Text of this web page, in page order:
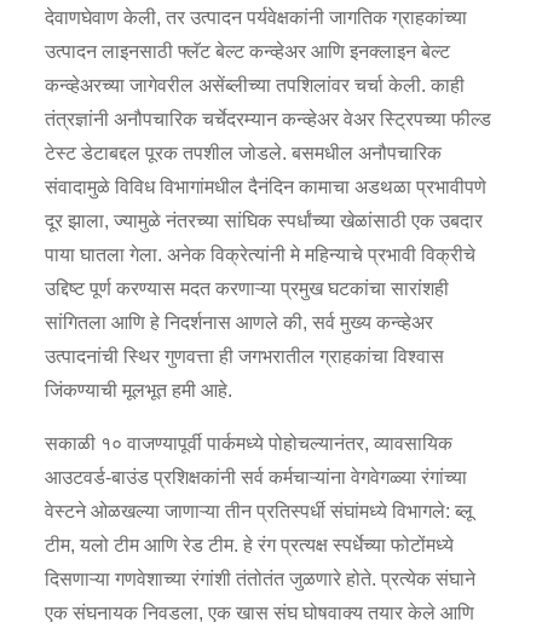
देवाणघेवाण केली, तर उत्पादन पर्यवेक्षकांनी जागतिक ग्राहकांच्या
उत्पादन लाइनसाठी फ्लॅट बेल्ट कन्व्हेअर आणि इनक्लाइन बेल्ट
कन्व्हेअरच्या जागेवरील असेंब्लीच्या तपशिलांवर चर्चा केली. काही
तंत्रज्ञांनी अनौपचारिक चर्चेदरम्यान कन्व्हेअर वेअर स्ट्रिपच्या फील्ड
टेस्ट डेटाबद्दल पूरक तपशील जोडले. बसमधील अनौपचारिक
संवादामुळे विविध विभागांमधील दैनंदिन कामाचा अडथळा प्रभावीपणे
दूर झाला, ज्यामुळे नंतरच्या सांघिक स्पर्धांच्या खेळांसाठी एक उबदार
पाया घातला गेला. अनेक विक्रेत्यांनी मे महिन्याचे प्रभावी विक्रीचे
उद्दिष्ट पूर्ण करण्यास मदत करणाऱ्या प्रमुख घटकांचा सारांशही
सांगितला आणि हे निदर्शनास आणले की, सर्व मुख्य कन्व्हेअर
उत्पादनांची स्थिर गुणवत्ता ही जगभरातील ग्राहकांचा विश्वास
जिंकण्याची मूलभूत हमी आहे.
सकाळी १० वाजण्यापूर्वी पार्कमध्ये पोहोचल्यानंतर, व्यावसायिक
आउटवर्ड-बाउंड प्रशिक्षकांनी सर्व कर्मचाऱ्यांना वेगवेगळ्या रंगांच्या
वेस्टने ओळखल्या जाणाऱ्या तीन प्रतिस्पर्धी संघांमध्ये विभागले: ब्लू
टीम, यलो टीम आणि रेड टीम. हे रंग प्रत्यक्ष स्पर्धेच्या फोटोंमध्ये
दिसणाऱ्या गणवेशाच्या रंगांशी तंतोतंत जुळणारे होते. प्रत्येक संघाने
एक संघनायक निवडला, एक खास संघ घोषवाक्य तयार केले आणि